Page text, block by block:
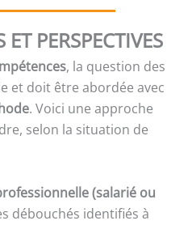
PERSPECTIVES
, la question des
et doit être abordée avec
. Voici une approche
selon la situation de
(salarié ou
débouchés identifiés à